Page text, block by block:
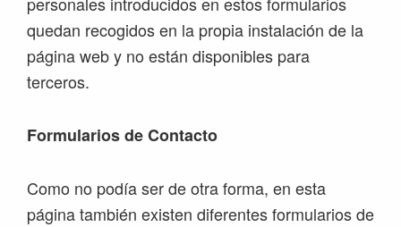
quedan recogidos en la propia instalación de la
página web y no están disponibles para
terceros.
Formularios de Contacto
Como no podía ser de otra forma, en esta
página también existen diferentes formularios de